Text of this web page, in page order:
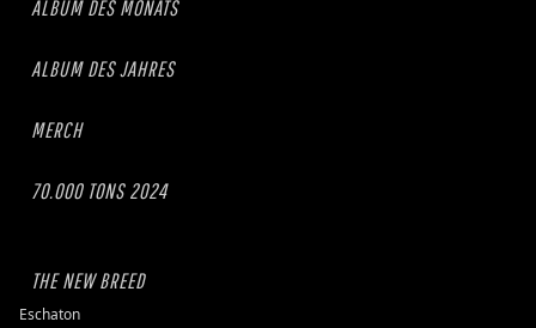
ALBUM DES MONATS
ALBUM DES JAHRES
MERCH
70.000 TONS 2024
THE NEW BREED
Eschaton